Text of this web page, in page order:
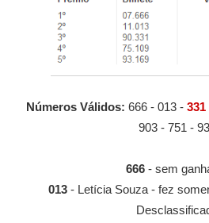
Números Válidos: 666 - 013 - 331
903 - 751 -
666- sem
013 - Letícia Souza - fez